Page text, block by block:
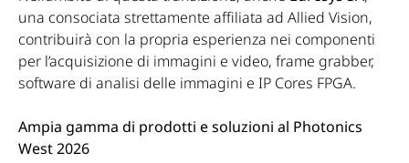
una consociata strettamente affiliata ad Allied Vision,
contribuirà con la propria esperienza nei componenti
per l’acquisizione di immagini e video, frame grabber,
software di analisi delle immagini e IP Cores FPGA.
Ampia gamma di prodotti e soluzioni al Photonics
West 2026